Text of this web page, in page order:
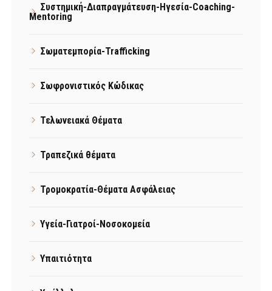
Συστημική-Διαπραγμάτευση-Ηγεσία-Coaching-
Mentoring
Σωματεμπορία-Trafficking
Σωφρονιστικός Κώδικας
Τελωνειακά Θέματα
Τραπεζικά θέματα
Τρομοκρατία-Θέματα Ασφάλειας
Υγεία-Γιατροί-Νοσοκομεία
Υπαιτιότητα